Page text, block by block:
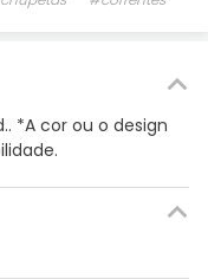
*A cor ou o design